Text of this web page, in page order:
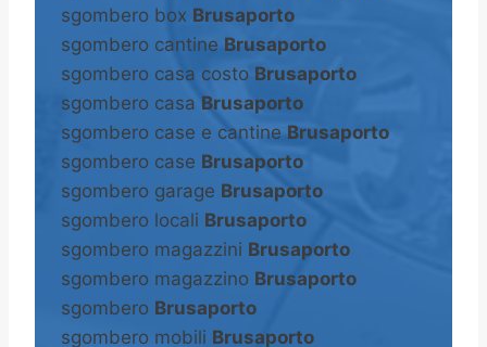
sgombero box Brusaporto
sgombero cantine Brusaporto
sgombero casa costo Brusaporto
sgombero casa Brusaporto
sgombero case e cantine Brusaporto
sgombero case Brusaporto
sgombero garage Brusaporto
sgombero locali Brusaporto
sgombero magazzini Brusaporto
sgombero magazzino Brusaporto
sgombero Brusaporto
sgombero mobili Brusaporto